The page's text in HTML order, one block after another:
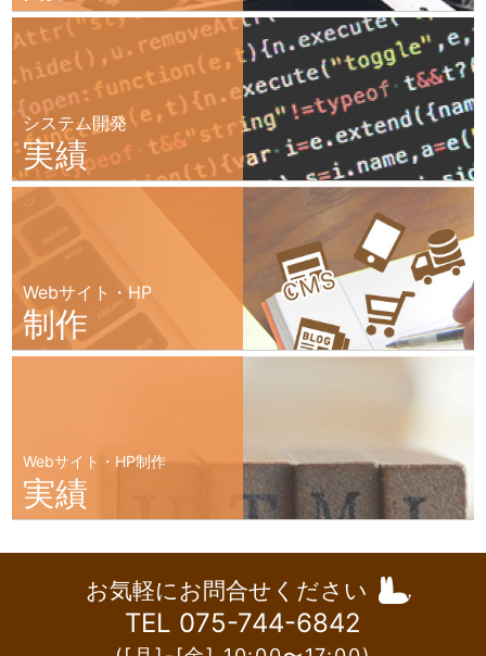
システム開発
実績
Webサイト・HP
制作
Webサイト・HP制作
実績
お気軽にお問合せください
TEL 075-744-6842